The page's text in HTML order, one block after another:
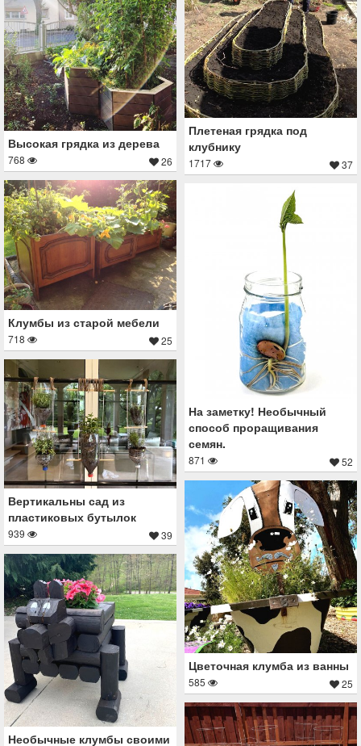
Высокая грядка из дерева
768 26
Плетеная грядка под
клубнику
1717 37
Клумбы из старой мебели
718 25
На заметку! Необычный
способ проращивания
семян.
871 52
Вертикальны сад из
пластиковых бутылок
939 39
Цветочная клумба из ванны
585 25
Необычные клумбы своими